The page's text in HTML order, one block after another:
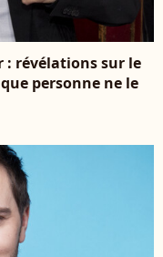
: révélations sur le
personne ne le